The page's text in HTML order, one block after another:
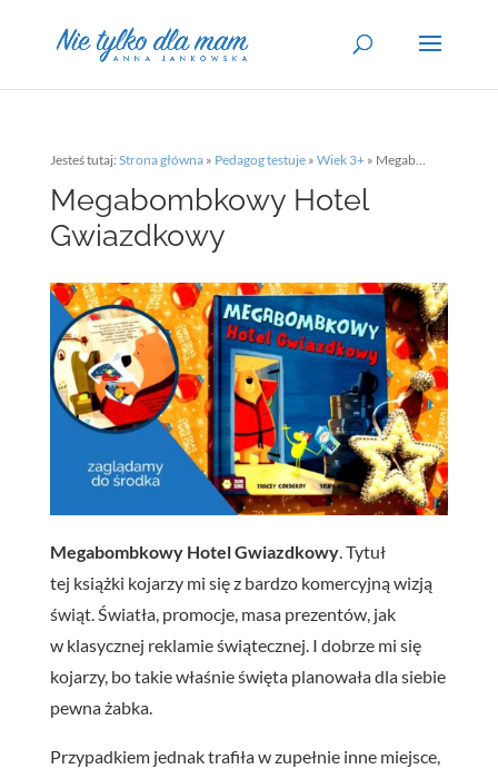
Jesteś tutaj: Strona główna» Pedagog testuje» Wiek 3+» Megabombkowy Hotel Gwiazdkowy
Megabombkowy Hotel
Gwiazdkowy
Megabombkowy Hotel Gwiazdkowy. Tytuł
tej książki kojarzy mi się z bardzo komercyjną wizją
świąt. Światła, promocje, masa prezentów, jak
w klasycznej reklamie świątecznej. I dobrze mi się
kojarzy, bo takie właśnie święta planowała dla siebie
pewna żabka.
Przypadkiem jednak trafiła w zupełnie inne miejsce,